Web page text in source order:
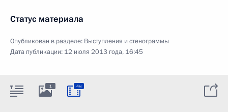
Статус материала
Опубликован в разделе: Выступления и стенограммы
Дата публикации: 12 июля 2013 года, 16:45
1 4м